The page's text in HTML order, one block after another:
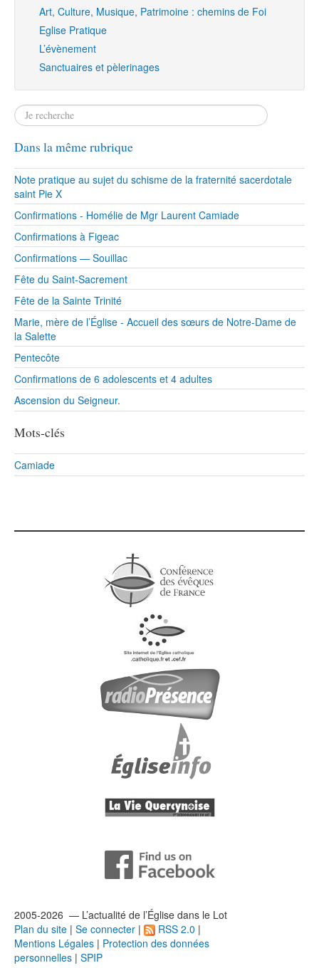
Art, Culture, Musique, Patrimoine : chemins de Foi
Eglise Pratique
L’évènement
Sanctuaires et pèlerinages
Dans la même rubrique
Note pratique au sujet du schisme de la fraternité sacerdotale
saint Pie X
Confirmations - Homélie de Mgr Laurent Camiade
Confirmations à Figeac
Confirmations — Souillac
Fête du Saint-Sacrement
Fête de la Sainte Trinité
Marie, mère de l’Église - Accueil des sœurs de Notre-Dame de
la Salette
Pentecôte
Confirmations de 6 adolescents et 4 adultes
Ascension du Seigneur.
Mots-clés
Camiade
2005-2026 — L’actualité de l’Église dans le Lot
Plan du site | Se connecter | RSS 2.0 |
Mentions Légales | Protection des données
personnelles | SPIP